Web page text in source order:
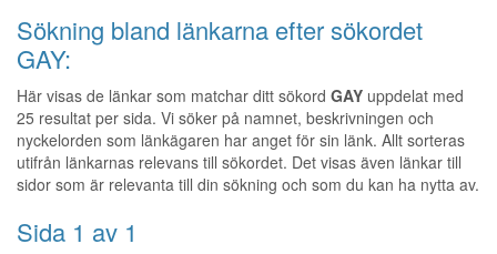
Sökning bland länkarna efter sökordet
GAY:
Här visas de länkar som matchar ditt sökord GAY uppdelat med
25 resultat per sida. Vi söker på namnet, beskrivningen och
nyckelorden som länkägaren har anget för sin länk. Allt sorteras
utifrån länkarnas relevans till sökordet. Det visas även länkar till
sidor som är relevanta till din sökning och som du kan ha nytta av.
Sida 1 av 1